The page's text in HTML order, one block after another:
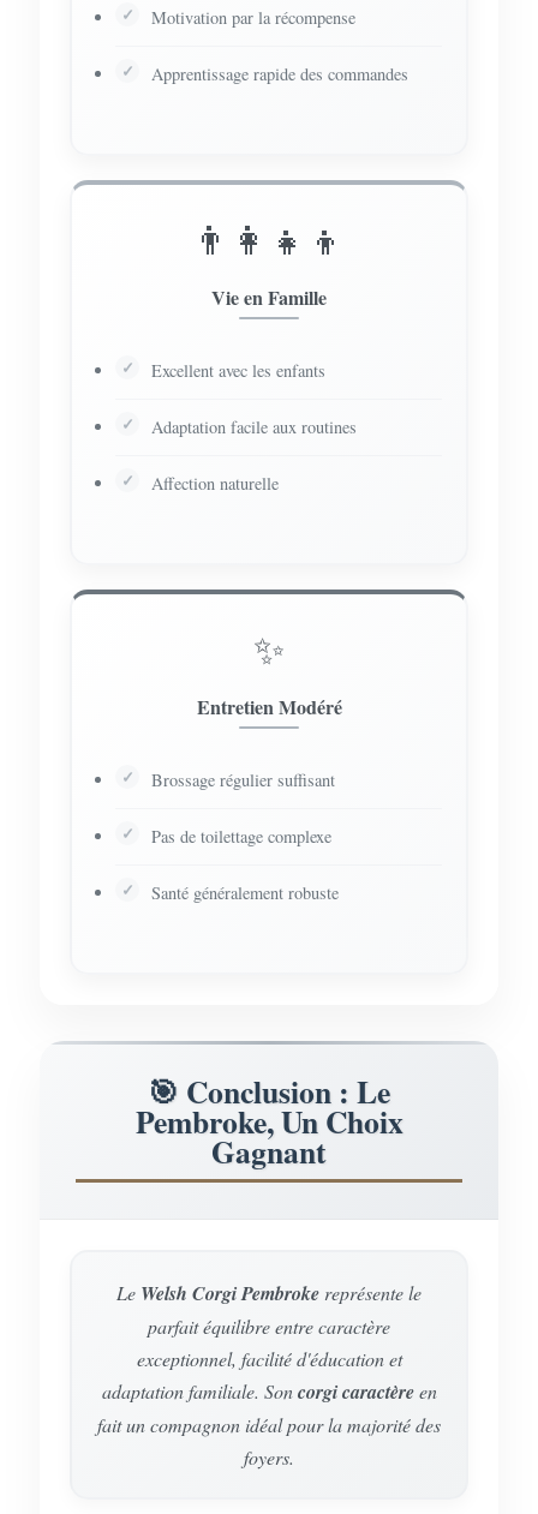
Motivation par la récompense
Apprentissage rapide des commandes
👨‍👩‍👧‍👦
Vie en Famille
Excellent avec les enfants
Adaptation facile aux routines
Affection naturelle
✨
Entretien Modéré
Brossage régulier suffisant
Pas de toilettage complexe
Santé généralement robuste
🎯 Conclusion : Le
Pembroke, Un Choix
Gagnant
Le Welsh Corgi Pembroke représente le
parfait équilibre entre caractère
exceptionnel, facilité d'éducation et
adaptation familiale. Soncorgi caractèreen
fait un compagnon idéal pour la majorité des
foyers.